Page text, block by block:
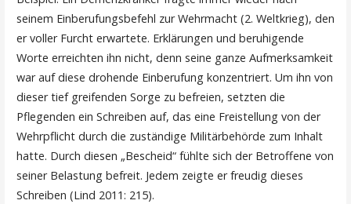
seinem Einberufungsbefehl zur Wehrmacht (2. Weltkrieg), den
er voller Furcht erwartete. Erklärungen und beruhigende
Worte erreichten ihn nicht, denn seine ganze Aufmerksamkeit
war auf diese drohende Einberufung konzentriert. Um ihn von
dieser tief greifenden Sorge zu befreien, setzten die
Pflegenden ein Schreiben auf, das eine Freistellung von der
Wehrpflicht durch die zuständige Militärbehörde zum Inhalt
hatte. Durch diesen „Bescheid“ fühlte sich der Betroffene von
seiner Belastung befreit. Jedem zeigte er freudig dieses
Schreiben (Lind 2011: 215).